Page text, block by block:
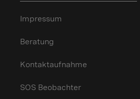
Impressum
Beratung
Kontaktaufnahme
SOS Beobachter